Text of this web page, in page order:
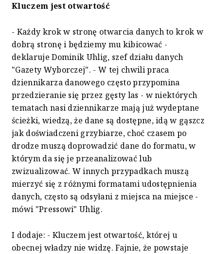
Kluczem jest otwartość
- Każdy krok w stronę otwarcia danych to krok w
dobrą stronę i będziemy mu kibicować -
deklaruje Dominik Uhlig, szef działu danych
"Gazety Wyborczej". - W tej chwili praca
dziennikarza danowego często przypomina
przedzieranie się przez gęsty las - w niektórych
tematach nasi dziennikarze mają już wydeptane
ścieżki, wiedzą, że dane są dostępne, idą w gąszcz
jak doświadczeni grzybiarze, choć czasem po
drodze muszą doprowadzić dane do formatu, w
którym da się je przeanalizować lub
zwizualizować. W innych przypadkach muszą
mierzyć się z różnymi formatami udostępnienia
danych, często są odsyłani z miejsca na miejsce -
mówi "Pressowi" Uhlig.
I dodaje: - Kluczem jest otwartość, której u
obecnej władzy nie widzę. Fajnie, że powstaje